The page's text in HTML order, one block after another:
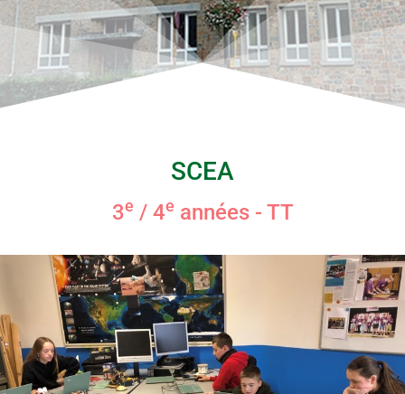
SCEA
3e / 4e années - TT